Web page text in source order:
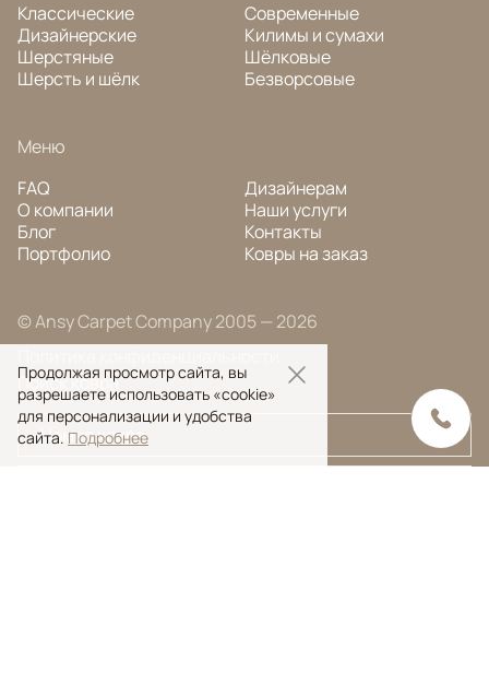
Классические
Дизайнерские
Шерстяные
Шерсть и шёлк
Современные
Килимы и сумахи
Шёлковые
Безворсовые
Меню
FAQ
О компании
Блог
Портфолио
Дизайнерам
Наши услуги
Контакты
Ковры на заказ
© Ansy Carpet Company 2005 — 2026
Поиск ковра
Продолжая просмотр сайта, вы
разрешаете использовать «cookie»
для персонализации и удобства
сайта. Подробнее